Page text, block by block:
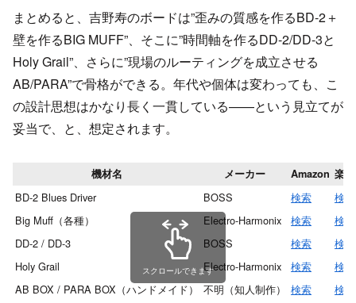
まとめると、吉野寿のボードは”歪みの質感を作るBD-2＋
壁を作るBIG MUFF”、そこに”時間軸を作るDD-2/DD-3と
Holy Grail”、さらに”現場のルーティングを成立させる
AB/PARA”で骨格ができる。年代や個体は変わっても、こ
の設計思想はかなり長く一貫している——という見立てが
妥当で、と、想定されます。
機材名 メーカー Amazon 楽天
BD-2 Blues Driver BOSS 検索
検索
Big Muff（各種）
Electro-Harmonix 検索
検索
DD-2 / DD-3
BOSS 検索
検索
Holy Grail
Electro-Harmonix 検索
検索
AB BOX / PARA BOX（ハンドメイド）
不明（知人制作） 検索 検索
スクロールできます